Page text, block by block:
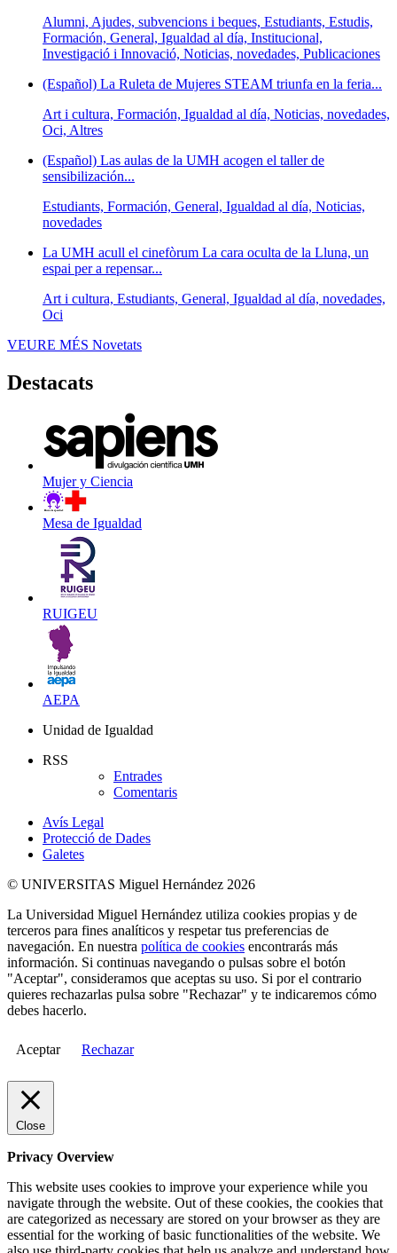
Alumni, Ajudes, subvencions i beques, Estudiants, Estudis,
Formación, General, Igualdad al día, Institucional,
Investigació i Innovació, Noticias, novedades, Publicaciones
(Español) La Ruleta de Mujeres STEAM triunfa en la feria...
Art i cultura, Formación, Igualdad al día, Noticias, novedades,
Oci, Altres
(Español) Las aulas de la UMH acogen el taller de
sensibilización...
Estudiants, Formación, General, Igualdad al día, Noticias,
novedades
La UMH acull el cinefòrum La cara oculta de la Lluna, un
espai per a repensar...
Art i cultura, Estudiants, General, Igualdad al día, novedades,
Oci
VEURE MÉS Novetats
Destacats
Mujer y Ciencia
Mesa de Igualdad
RUIGEU
AEPA
Unidad de Igualdad
RSS
Entrades
Comentaris
Avís Legal
Protecció de Dades
Galetes
© UNIVERSITAS Miguel Hernández 2026
La Universidad Miguel Hernández utiliza cookies propias y de
terceros para fines analíticos y respetar tus preferencias de
navegación. En nuestra política de cookies encontrarás más
información. Si continuas navegando o pulsas sobre el botón
"Aceptar", consideramos que aceptas su uso. Si por el contrario
quieres rechazarlas pulsa sobre "Rechazar" y te indicaremos cómo
debes hacerlo.
Aceptar Rechazar
Close
Privacy Overview
This website uses cookies to improve your experience while you
navigate through the website. Out of these cookies, the cookies that
are categorized as necessary are stored on your browser as they are
essential for the working of basic functionalities of the website. We